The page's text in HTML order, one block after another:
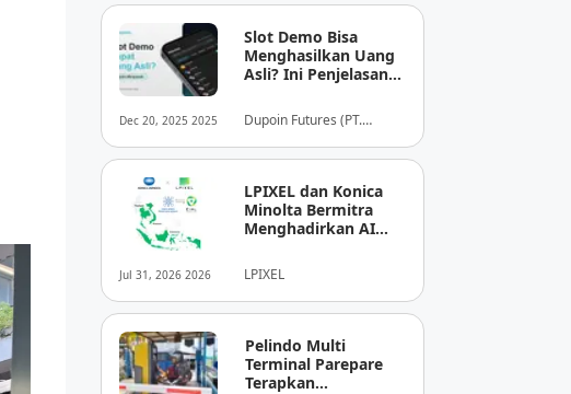
Dec 20, 2025 2025
Slot Demo Bisa
Menghasilkan Uang
Asli? Ini Penjelasan
Dupoin Futures (PT.
Jul 31, 2026 2026
LPIXEL dan Konica
Minolta Bermitra
Menghadirkan AI
Diagnosis Berbasis
Pencitraan Medis
“EIRL” di ASEAN
LPIXEL
Pelindo Multi
Terminal Parepare
Terapkan